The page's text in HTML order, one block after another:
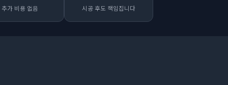
추가 비용 없음 시공 후도 책임집니다